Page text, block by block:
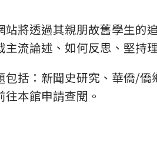
將透過其親朋故舊學生的
流論述、如何反思、堅持
括：新聞史研究、華僑/
本館申請查閱。